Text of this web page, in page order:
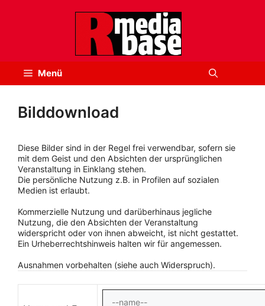
Menü
Bilddownload
Diese Bilder sind in der Regel frei verwendbar, sofern sie
mit dem Geist und den Absichten der ursprünglichen
Veranstaltung in Einklang stehen.
Die persönliche Nutzung z.B. in Profilen auf sozialen
Medien ist erlaubt.
Kommerzielle Nutzung und darüberhinaus jegliche
Nutzung, die den Absichten der Veranstaltung
widerspricht oder von ihnen abweicht, ist nicht gestattet.
Ein Urheberrechtshinweis halten wir für angemessen.
Ausnahmen vorbehalten (siehe auch Widerspruch).